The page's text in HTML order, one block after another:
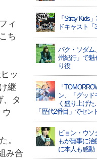
ィ
ち
ッ
継
、タ
。
み合
「Stray Kids
ドキャスト「
パク・ソダ
州紀行」で魅
り役
「
ン、「グッド
く盛り上げ
「歴代2番目」でセ
ビョン・ウ
もが無事に
に本人も感動